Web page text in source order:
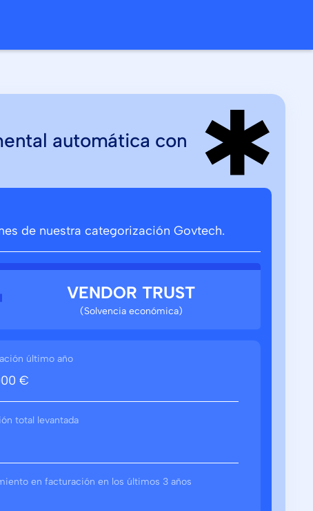
automática con
de nuestra categorización Govtech.
VENDOR TRUST
(Solvencia económica)
último año
€
total levantada
en facturación en los últimos 3 años